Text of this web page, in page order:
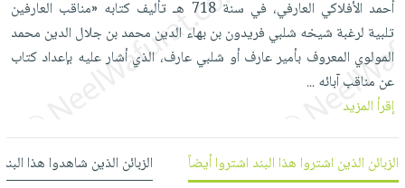
العناية
بالأسنان
الحمية
والتغذية
أدوات
المائدة
الأوعية
والتخزين
المطبخ
الأكثر
مبيعاً
العودة
للمدارس
اكسسوارات
كتب
اكسسوارات
شحن
مجاني
بنود
مختارة
اشتراكات
كل
الاشتراكات
متقدم
أحمد الأفلاكي العارفي، في سنة 718 هـ تأليف كتابه «مناقب العارفين
تلبية لرغبة شيخه شلبي فريدون بن بهاء الدين محمد بن جلال الدين محمد
المولوي المعروف بأمير عارف أو شلبي عارف، الذي أشار عليه بإعداد كتاب
عن مناقب آبائه...
إقرأ المزيد
الزبائن الذين اشتروا هذا البند اشتروا أيضاً الزبائن الذين شاهدوا هذا